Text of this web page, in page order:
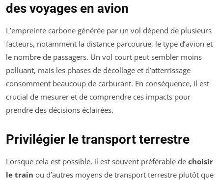
des voyages en avion
L’empreinte carbone générée par un vol dépend de plusieurs
facteurs, notamment la distance parcourue, le type d’avion et
le nombre de passagers. Un vol court peut sembler moins
polluant, mais les phases de décollage et d’atterrissage
consomment beaucoup de carburant. En conséquence, il est
crucial de mesurer et de comprendre ces impacts pour
prendre des décisions éclairées.
Privilégier le transport terrestre
Lorsque cela est possible, il est souvent préférable de choisir
le train ou d’autres moyens de transport terrestre plutôt que